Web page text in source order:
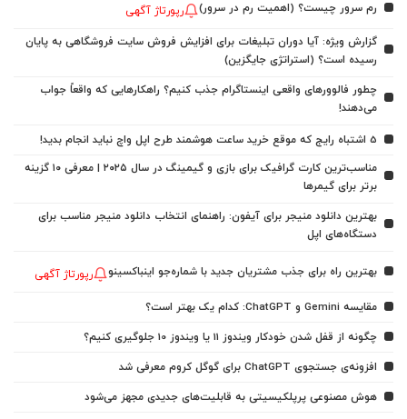
رم سرور چیست؟ (اهمیت رم در سرور) رپورتاژ آگهی
گزارش ویژه: آیا دوران تبلیغات برای افزایش فروش سایت فروشگاهی به پایان
رسیده است؟ (استراتژی جایگزین)
چطور فالوورهای واقعی اینستاگرام جذب کنیم؟ راهکارهایی که واقعاً جواب
می‌دهند!
5 اشتباه رایج که موقع خرید ساعت هوشمند طرح اپل واچ نباید انجام بدید!
مناسب‌ترین کارت گرافیک برای بازی و گیمینگ در سال ۲۰۲۵ | معرفی ۱۰ گزینه
برتر برای گیمرها
بهترین دانلود منیجر برای آیفون: راهنمای انتخاب دانلود منیجر مناسب برای
دستگاه‌های اپل
بهترین راه برای جذب مشتریان جدید با شماره‌جو اینباکسینو رپورتاژ آگهی
مقایسه Gemini و ChatGPT: کدام یک بهتر است؟
چگونه از قفل شدن خودکار ویندوز 11 یا ویندوز 10 جلوگیری کنیم؟
افزونه‌ی جستجوی ChatGPT برای گوگل کروم معرفی شد
هوش مصنوعی پرپلکیسیتی به قابلیت‌های جدیدی مجهز می‌شود